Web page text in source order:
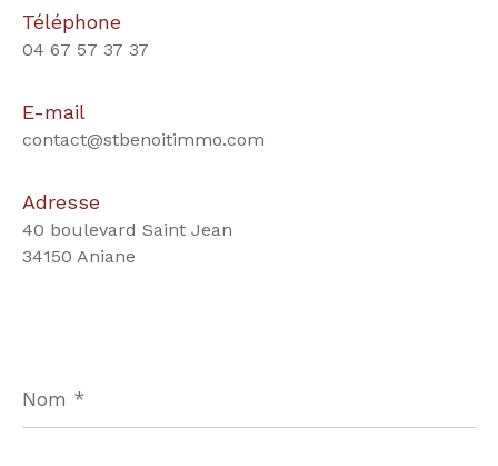
Téléphone
04 67 57 37 37
E-mail
contact@stbenoitimmo.com
Adresse
40 boulevard Saint Jean
34150 Aniane
*